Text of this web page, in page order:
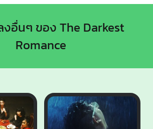
งอื่นๆ ของ The Darkest
Romance